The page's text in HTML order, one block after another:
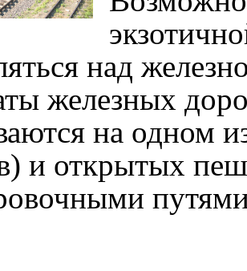
над
железных
на одном
и открытых